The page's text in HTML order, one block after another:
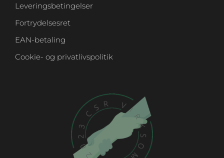
Leveringsbetingelser
Fortrydelsesret
EAN-betaling
Cookie- og privatlivspolitik